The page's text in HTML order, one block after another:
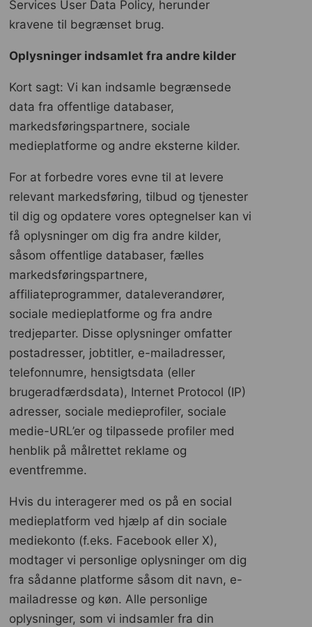
Services User Data Policy, herunder
kravene til begrænset brug.
Oplysninger indsamlet fra andre kilder
Kort sagt: Vi kan indsamle begrænsede
data fra offentlige databaser,
markedsføringspartnere, sociale
medieplatforme og andre eksterne kilder.
For at forbedre vores evne til at levere
relevant markedsføring, tilbud og tjenester
til dig og opdatere vores optegnelser kan vi
få oplysninger om dig fra andre kilder,
såsom offentlige databaser, fælles
markedsføringspartnere,
affiliateprogrammer, dataleverandører,
sociale medieplatforme og fra andre
tredjeparter. Disse oplysninger omfatter
postadresser, jobtitler, e-mailadresser,
telefonnumre, hensigtsdata (eller
brugeradfærdsdata), Internet Protocol (IP)
adresser, sociale medieprofiler, sociale
medie-URL’er og tilpassede profiler med
henblik på målrettet reklame og
eventfremme.
Hvis du interagerer med os på en social
medieplatform ved hjælp af din sociale
mediekonto (f.eks. Facebook eller X),
modtager vi personlige oplysninger om dig
fra sådanne platforme såsom dit navn, e-
mailadresse og køn. Alle personlige
oplysninger, som vi indsamler fra din